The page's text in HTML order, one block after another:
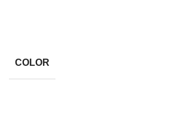
– Tas dapat dikaitakn ke gagang koper,
COLOR